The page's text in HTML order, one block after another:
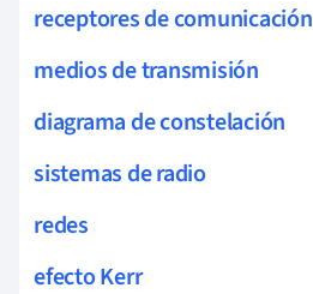
receptores de comunicación
medios de transmisión
diagrama de constelación
sistemas de radio
redes
efecto Kerr